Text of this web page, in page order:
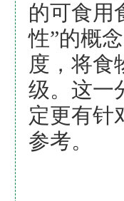
的可食用
性”的概
度，将食
级。这一
定更有针
参考。